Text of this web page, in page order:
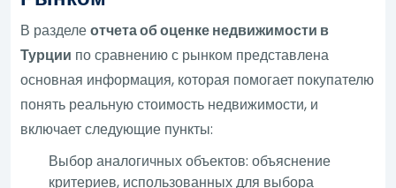
В разделеотчета об оценке недвижимости в
Турции по сравнению с рынком представлена
основная информация, которая помогает покупателю
понять реальную стоимость недвижимости, и
включает следующие пункты:
Выбор аналогичных объектов: объяснение
критериев, использованных для выбора